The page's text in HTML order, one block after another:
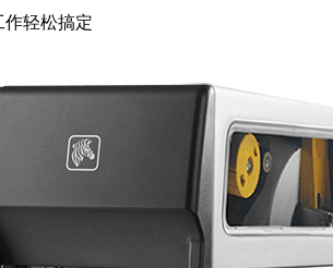
作轻松搞定